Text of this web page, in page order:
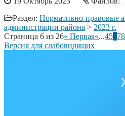
Раздел: Нормативно-правовые
администрации района > 2023 г.
Страница 6 из 26« Первая«...45678
Версия для слабовидящих